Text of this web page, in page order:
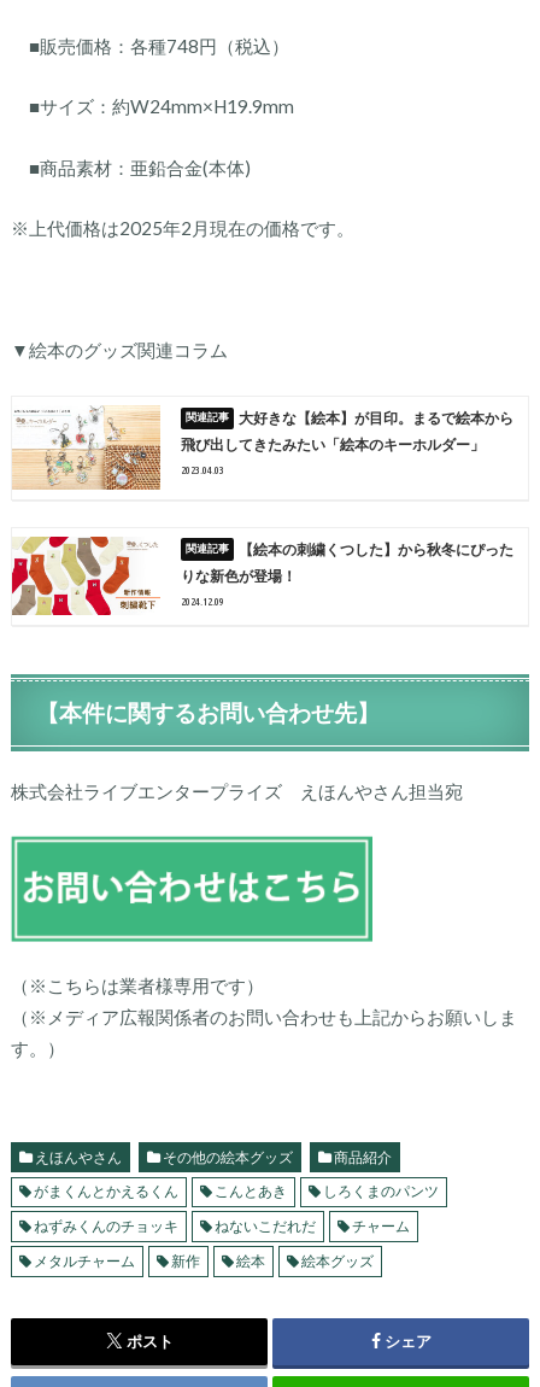
■販売価格：各種748円（税込）
■サイズ： 約W24mm×H19.9mm
■商品素材： 亜鉛合金(本体)
※上代価格は2025年2月現在の価格です。
▼絵本のグッズ関連コラム
大好きな【絵本】が目印。まるで絵本から
飛び出してきたみたい「絵本のキーホルダー」
2023.04.03
【絵本の刺繍くつした】から秋冬にぴった
りな新色が登場！
2024.12.09
【本件に関するお問い合わせ先】
株式会社ライブエンタープライズ えほんやさん担当宛
（※こちらは業者様専用です）
（※メディア広報関係者のお問い合わせも上記からお願いしま
す。）
えほんやさん その他の絵本グッズ
商品紹介
がまくんとかえるくん
こんとあき
しろくまのパンツ
ねずみくんのチョッキ
ねないこだれだ
チャーム
メタルチャーム
新作 絵本 絵本グッズ
ポスト シェア